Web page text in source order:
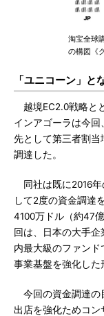
淘宝全球
の構図《
「ユニコーン」と
越境EC2.0戦略と
インアゴーラは今
先として第三者割
調達した。
同社は既に2016年
して2度の資金調達
4100万ドル（約47
回は、日本の大手
内最大級のファン
事業基盤を強化した
今回の資金調達の
出店を強化ためコ